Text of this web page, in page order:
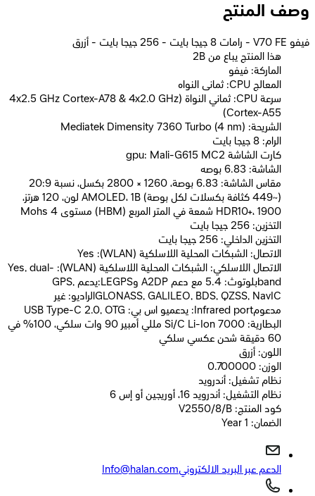
وصف المنتج
فيفو V70 FE - رامات 8 جيجا بايت - 256 جيجا بايت - أزرق
2B هذا المنتج يباع من
الماركة: فيفو
المعالج CPU: ثمانى النواه
سرعة CPU: ثماني النواة (4x2.5 GHz Cortex-A78 & 4x2.0 GHz
Cortex-A55)
الشريحة: Mediatek Dimensity 7360 Turbo (4 nm)
الرام: 8 جيجا بايت
كارت الشاشة gpu: Mali-G615 MC2
الشاشة: 6.83 بوصه
مقاس الشاشة: 6.83 بوصة، 1260 × 2800 بكسل، نسبة 20:9
(~449 كثافة بكسلات لكل بوصة) AMOLED، 1B لون، 120 هرتز،
HDR10+، 1900 شمعة في المتر المربع (HBM) مستوى Mohs 4
التخزين: 256 جيجا بايت
التخزين الداخلي: 256 جيجا بايت
الاتصال: الشبكات المحلية اللاسلكية (WLAN): Yes
الاتصال اللاسلكي: الشبكات المحلية اللاسلكية (WLAN): Yes, dual-
bandبلوتوث: ‎5.4 مع دعم A2DP وLEGPS:يدعم GPS,
GLONASS, GALILEO, BDS, QZSS, NavICالراديو: غير
مدعومInfrared port: يدعميو اس بي: USB Type-C 2.0, OTG
البطارية: Si/C Li-Ion 7000 مللي أمبير 90 وات سلكي، 100% في
60 دقيقة شحن عكسي سلكي
اللون: أزرق
الوزن: 0.700000
نظام تشغيل: أندرويد
نظام التشغيل: أندرويد 16، أوريجين أو إس 6
كود المنتج: V2550/8/B
الضمان: 1 Year
الدعم عبر البريد الالكترونيInfo@halan.com